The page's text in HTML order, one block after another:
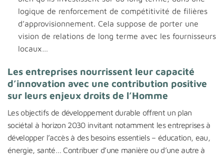
logique de renforcement de compétitivité de filières
d’approvisionnement. Cela suppose de porter une
vision de relations de long terme avec les fournisseurs
locaux…
Les entreprises nourrissent leur capacité
d’innovation avec une contribution positive
sur leurs enjeux droits de l’Homme
Les objectifs de développement durable offrent un plan
sociétal à horizon 2030 invitant notamment les entreprises à
développer l’accès à des besoins essentiels – éducation, eau,
énergie, santé… Contribuer d’une manière ou d’une autre à